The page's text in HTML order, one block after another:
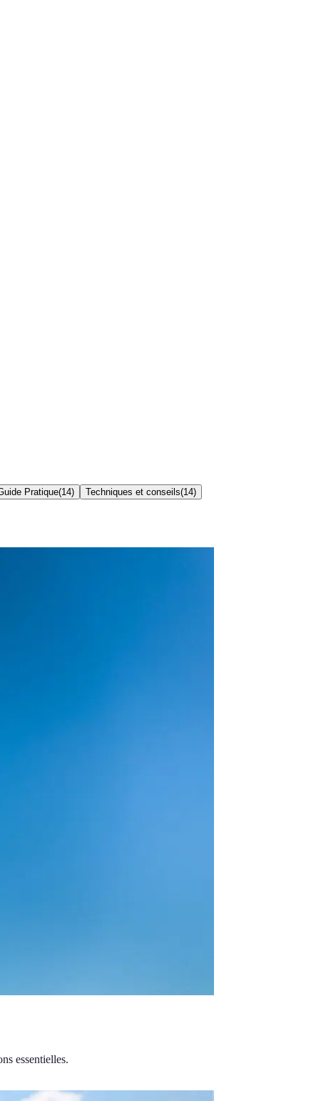
Pratique(14) Techniques et conseils(14)
essentielles.